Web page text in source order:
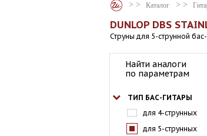
Каталог
DUNLOP DBS
Струны для 5-струнной
Найти аналоги
по параметрам
ТИП БАС-ГИТАРЫ
для 4-струнных
для 5-струнных